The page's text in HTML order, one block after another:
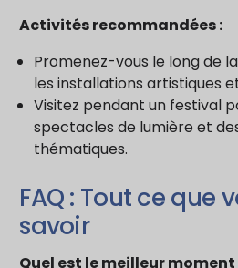
Activités recommandées :
Promenez-vous le long de
les installations artistiques
Visitez pendant un festival
spectacles de lumière et
thématiques.
FAQ : Tout ce que
savoir
Quel est le meilleur